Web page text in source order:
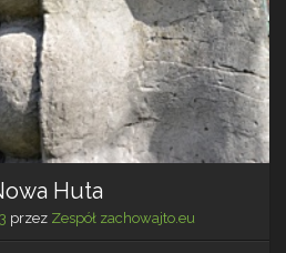
Huta
przez Zespół zachowajto.eu